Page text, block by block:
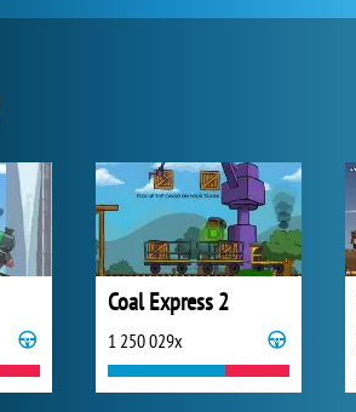
Coal Express 2
1 250 029x